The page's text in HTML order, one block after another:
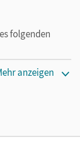
folgenden
möchten.
anzeigen